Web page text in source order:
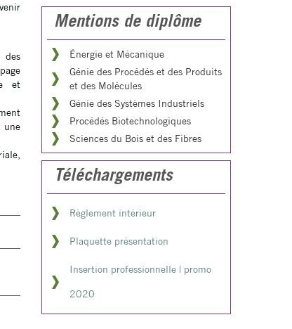
des
et
une
Mentions de diplôme
Énergie et Mécanique
Génie des Procédés et des Produits
et des Molécules
Génie des Systèmes Industriels
Procédés Biotechnologiques
Sciences du Bois et des Fibres
Téléchargements
Règlement intérieur
Plaquette présentation
Insertion professionnelle | promo
2020